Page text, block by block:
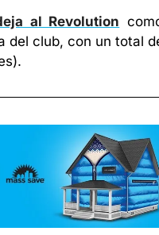
al Revolution
del club, con un total